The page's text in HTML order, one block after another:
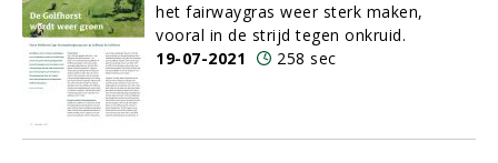
het fairwaygras weer sterk maken,
vooral in de strijd tegen onkruid.
19-07-2021
258 sec